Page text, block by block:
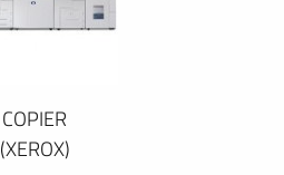
COPIER
(XEROX)